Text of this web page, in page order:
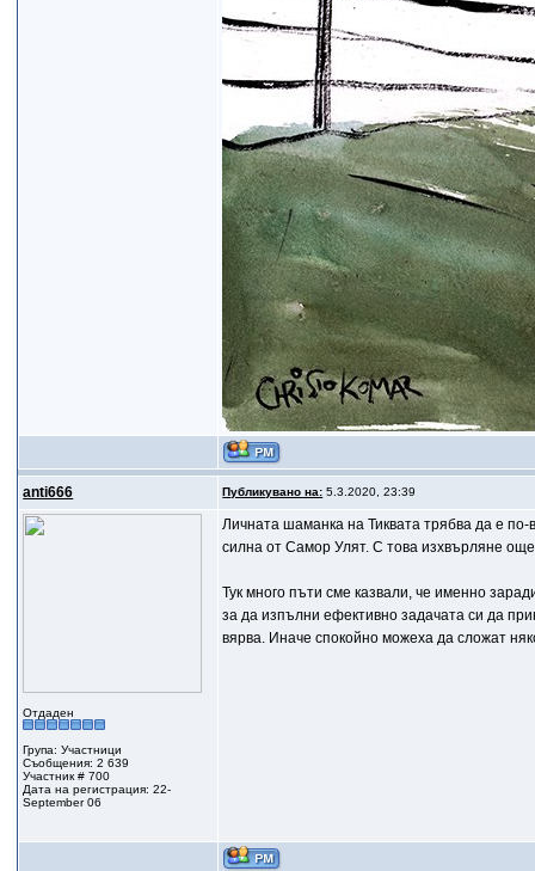
anti666 Публикувано на: 5.3.2020, 23:39
Отдаден
Група: Участници
Съобщения: 2 639
Участник # 700
Дата на регистрация: 22-
September 06
Личната шаманка на Тиквата трябва да е
силна от Самор Улят. С това изхвърляне
Тук много пъти сме казвали, че именно
за да изпълни ефективно задачата си да
вярва. Иначе спокойно можеха да сложат